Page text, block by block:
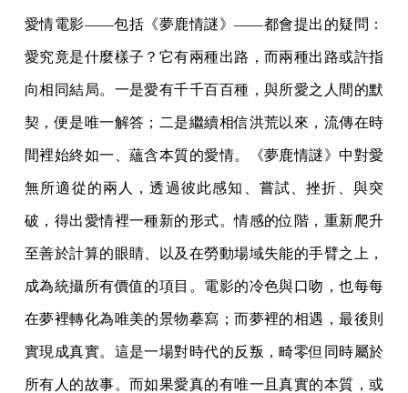
愛情電影——包括《夢鹿情謎》——都會提出的疑問：
愛究竟是什麼樣子？它有兩種出路，而兩種出路或許指
向相同結局。一是愛有千千百百種，與所愛之人間的默
契，便是唯一解答；二是繼續相信洪荒以來，流傳在時
間裡始終如一、蘊含本質的愛情。《夢鹿情謎》中對愛
無所適從的兩人，透過彼此感知、嘗試、挫折、與突
破，得出愛情裡一種新的形式。情感的位階，重新爬升
至善於計算的眼睛、以及在勞動場域失能的手臂之上，
成為統攝所有價值的項目。電影的冷色與口吻，也每每
在夢裡轉化為唯美的景物摹寫；而夢裡的相遇，最後則
實現成真實。這是一場對時代的反叛，畸零但同時屬於
所有人的故事。而如果愛真的有唯一且真實的本質，或